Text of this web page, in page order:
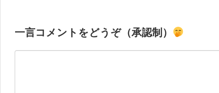
一言コメントをどうぞ（承認制）